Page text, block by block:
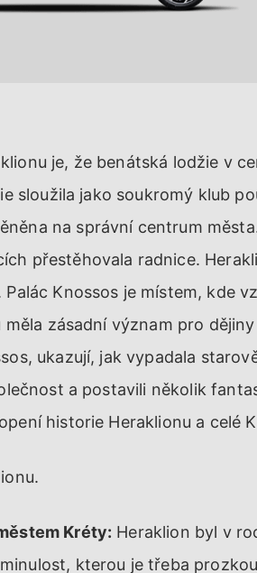
je, že benátská lodžie v
sloužila jako soukromý klub
na správní centrum
přestěhovala radnice.
Knossos je místem, kde
zásadní význam pro
ukazují, jak vypadala
a postavili několik
historie Heraklionu a celé
Kréty: Heraklion byl v
kterou je třeba